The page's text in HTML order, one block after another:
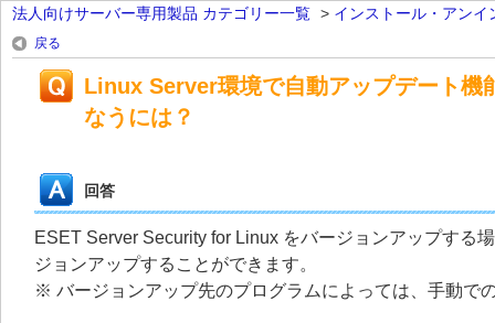
法人向けサーバー専用製品 カテゴリー一覧 > インストール・アンイ
戻る
Linux Server環境で自動アップデート機
なうには？
回答
ESET Server Security for Linux をバージョンアップする
ジョンアップすることができます。
※ バージョンアップ先のプログラムによっては、手動で